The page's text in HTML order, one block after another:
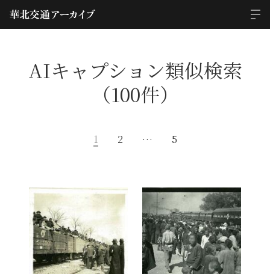
AIキャプション類似検索
（100件）
1 2 … 5